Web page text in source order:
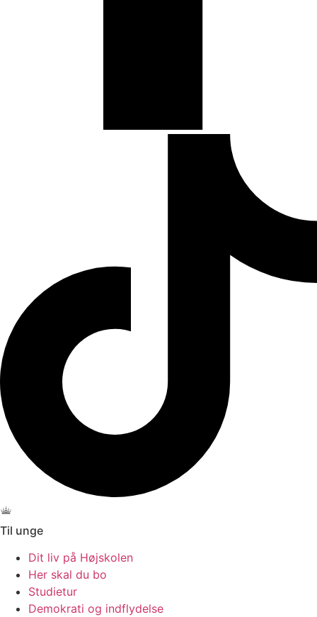
Til unge
Dit liv på Højskolen
Her skal du bo
Studietur
Demokrati og indflydelse